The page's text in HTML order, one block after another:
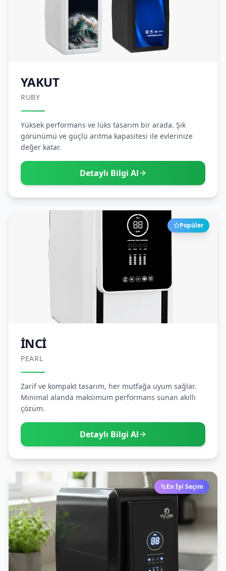
YAKUT
RUBY
Yüksek performans ve lüks tasarım bir arada. Şık
görünümü ve güçlü arıtma kapasitesi ile evlerinize
değer katar.
Detaylı Bilgi Al
Popüler
İNCİ
PEARL
Zarif ve kompakt tasarım, her mutfağa uyum sağlar.
Minimal alanda maksimum performans sunan akıllı
çözüm.
Detaylı Bilgi Al
En İyi Seçim